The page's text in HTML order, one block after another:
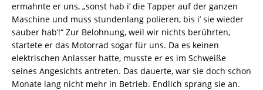
ermahnte er uns, „sonst hab i’ die Tapper auf der ganzen
Maschine und muss stundenlang polieren, bis i’ sie wieder
sauber hab’!“ Zur Belohnung, weil wir nichts berührten,
startete er das Motorrad sogar für uns. Da es keinen
elektrischen Anlasser hatte, musste er es im Schweiße
seines Angesichts antreten. Das dauerte, war sie doch schon
Monate lang nicht mehr in Betrieb. Endlich sprang sie an.